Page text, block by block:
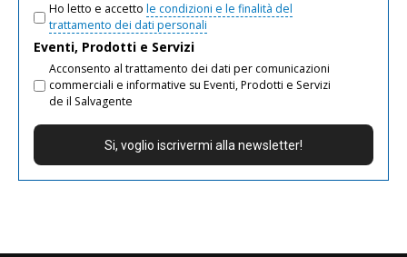
Ho letto e accetto le condizioni e le finalità del
trattamento dei dati personali
Eventi, Prodotti e Servizi
Acconsento al trattamento dei dati per comunicazioni
commerciali e informative su Eventi, Prodotti e Servizi
de il Salvagente